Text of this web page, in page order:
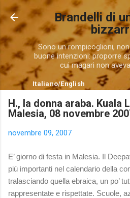
Passa ai contenuti
Brandelli di
Sono un rompicoglioni,
buone intenzioni: proporre
cui magari non
Italiano/English
H., la donna araba. Kuala
Malesia, 08 novembre
novembre 09, 2007
E’ giorno di festa in Malesia. Il
più importanti nel calendario della
tralasciando quella ebraica, un po’
rappresentate e rispettate. Scuole,